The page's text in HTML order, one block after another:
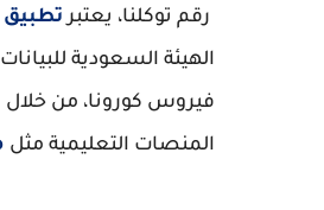
رقم توكلنا، يعتبرتطبيق
الهيئة السعودية
فيروس كورونا، من خلال
المنصات التعليمية مثل